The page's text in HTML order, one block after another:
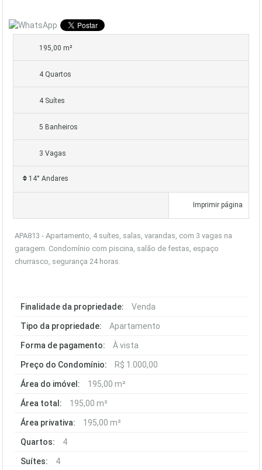
195,00 m²
4 Quartos
4 Suítes
5 Banheiros
3 Vagas
14° Andares
Imprimir página
APA813 - Apartamento, 4 suítes, salas, varandas, com 3 vagas na
garagem. Condomínio com piscina, salão de festas, espaço
churrasco, segurança 24 horas.
Finalidade da propriedade: Venda
Tipo da propriedade: Apartamento
Forma de pagamento: À vista
Preço do Condomínio: R$ 1.000,00
Área do imóvel: 195,00 m²
Área total: 195,00 m²
Área privativa: 195,00 m²
Quartos: 4
Suítes: 4